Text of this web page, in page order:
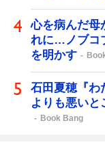
心を病んだ母
れに…ノブコ
を明かす
石田夏穂『わ
よりも悪いと
Book Bang